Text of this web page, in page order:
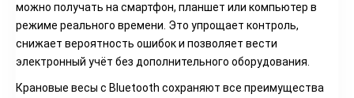
можно получать на смартфон, планшет или компьютер в
режиме реального времени. Это упрощает контроль,
снижает вероятность ошибок и позволяет вести
электронный учёт без дополнительного оборудования.
Крановые весы с Bluetooth сохраняют все преимущества